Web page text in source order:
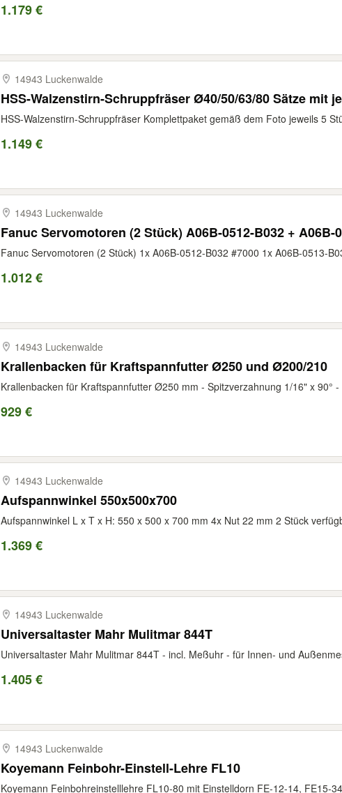
1.179 €
14943 Luckenwalde
HSS-Walzenstirn-Schruppfräser Ø40/50/63/80 Sätze mit
HSS-Walzenstirn-Schruppfräser Komplettpaket gemäß dem Foto jeweils 5
1.149 €
14943 Luckenwalde
Fanuc Servomotoren (2 Stück) A06B-0512-B032 + A06B-
Fanuc Servomotoren (2 Stück) 1x A06B-0512-B032 #7000 1x A06B-0513-
1.012 €
14943 Luckenwalde
Krallenbacken für Kraftspannfutter Ø250 und Ø200/210
Krallenbacken für Kraftspannfutter Ø250 mm - Spitzverzahnung 1/16" x 90°
929 €
14943 Luckenwalde
Aufspannwinkel 550x500x700
Aufspannwinkel L x T x H: 550 x 500 x 700 mm 4x Nut 22 mm 2 Stück
1.369 €
14943 Luckenwalde
Universaltaster Mahr Mulitmar 844T
Universaltaster Mahr Mulitmar 844T - incl. Meßuhr - für Innen- und
1.405 €
14943 Luckenwalde
Koyemann Feinbohr-Einstell-Lehre FL10
Koyemann Feinbohreinstelllehre FL10-80 mit Einstelldorn FE-12-14, FE15-